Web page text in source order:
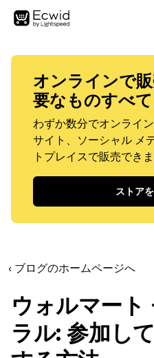
オンラインで
要なものすべて
わずか数分でオンライ
サイト、ソーシャル メ
トプレイスで販売できま
ストア
‹ ブログのホームページへ
ウォルマート
ラル: 参加し